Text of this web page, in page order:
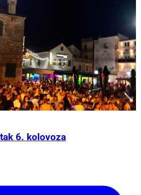
6. kolovoza